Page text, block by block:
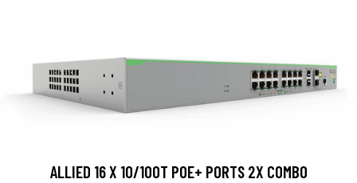
ALLIED 16 X 10/100T POE+ PORTS 2X COMBO